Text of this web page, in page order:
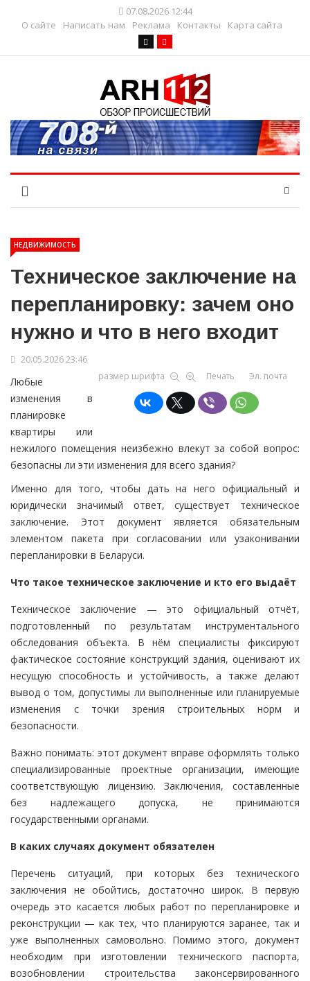
07.08.2026 12:44
О сайте
Написать нам Реклама Контакты Карта сайта
НЕДВИЖИМОСТЬ
Техническое заключение на
перепланировку: зачем оно
нужно и что в него входит
20.05.2026 23:46
размер шрифта
Печать Эл. почта
Любые
изменения в
планировке
квартиры или
нежилого помещения неизбежно влекут за собой вопрос:
безопасны ли эти изменения для всего здания?
Именно для того, чтобы дать на него официальный и
юридически значимый ответ, существует техническое
заключение. Этот документ является обязательным
элементом пакета при согласовании или узаконивании
перепланировки в Беларуси.
Что такое техническое заключение и кто его выдаёт
Техническое заключение — это официальный отчёт,
подготовленный по результатам инструментального
обследования объекта. В нём специалисты фиксируют
фактическое состояние конструкций здания, оценивают их
несущую способность и устойчивость, а также делают
вывод о том, допустимы ли выполненные или планируемые
изменения с точки зрения строительных норм и
безопасности.
Важно понимать: этот документ вправе оформлять только
специализированные проектные организации, имеющие
соответствующую лицензию. Заключения, составленные
без надлежащего допуска, не принимаются
государственными органами.
В каких случаях документ обязателен
Перечень ситуаций, при которых без технического
заключения не обойтись, достаточно широк. В первую
очередь это касается любых работ по перепланировке и
реконструкции — как тех, что планируются заранее, так и
уже выполненных самовольно. Помимо этого, документ
необходим при изготовлении технического паспорта,
возобновлении строительства законсервированного